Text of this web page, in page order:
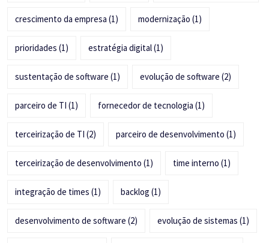
crescimento da empresa (1) modernização (1)
prioridades (1) estratégia digital(1)
sustentação de software (1) evolução de software (2)
parceiro de TI (1) fornecedor de tecnologia (1)
terceirização de TI (2) parceiro de desenvolvimento (1)
terceirização de desenvolvimento (1) time interno (1)
integração de times (1) backlog (1)
desenvolvimento de software (2) evolução de sistemas (1)